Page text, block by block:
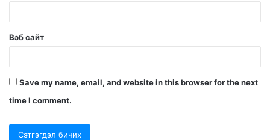
Вэб сайт
Save my name, email, and website in this browser for the next
time I comment.